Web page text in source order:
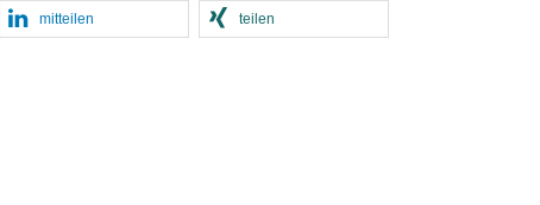
mitteilen teilen